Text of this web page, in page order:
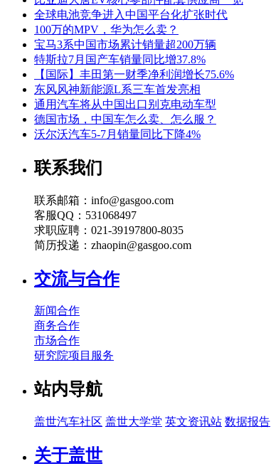
全球电池竞争进入中国平台化扩张时代
100万的MPV，华为怎么卖？
宝马3系中国市场累计销量超200万辆
特斯拉7月国产车销量同比增37.8%
【国际】丰田第一财季净利润增长75.6%
东风风神新能源L系三车首发亮相
通用汽车将从中国出口别克电动车型
德国市场，中国车怎么卖、怎么服？
沃尔沃汽车5-7月销量同比下降4%
联系我们
联系邮箱：info@gasgoo.com
客服QQ：531068497
求职应聘：021-39197800-8035
简历投递：zhaopin@gasgoo.com
交流与合作
新闻合作
商务合作
市场合作
研究院项目服务
站内导航
盖世汽车社区 盖世大学堂 英文资讯站 数据报告
关于盖世